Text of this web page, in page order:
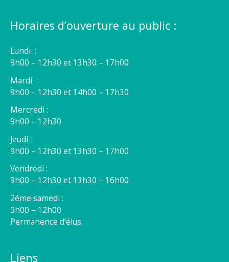
Horaires d’ouverture au public :
Lundi :
9h00 – 12h30 et 13h30 – 17h00
Mardi :
9h00 – 12h30 et 14h00 – 17h30
Mercredi :
9h00 – 12h30
Jeudi :
9h00 – 12h30 et 13h30 – 17h00
Vendredi :
9h00 – 12h30 et 13h30 – 16h00
2éme samedi :
9h00 – 12h00
Permanence d’élus.
Liens